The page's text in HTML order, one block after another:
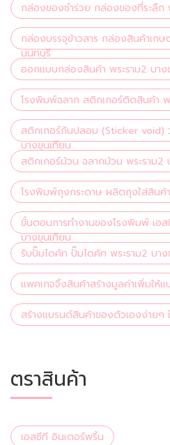
กล่องของชำร่วย กล่องของที่ระลึก
กล่องบรรจุข้าวสาร กล่องสินค้าเกษ
นนทบุรี
ออกแบบกล่องสินค้า พระราม2 บาง
โรงพิมพ์ฉลาก สติกเกอร์ติดสินค้า พ
สติกเกอร์กันปลอม (Sticker void)
บางขุนเทียน
สติกเกอร์ม้วน ฉลากม้วน พระราม2
โรงพิมพ์ถุงกระดาษ ผลิตถุงใส่สินค้
ขั้นตอนการทำงานของโรงพิมพ์ เอ
บางขุนเทียน
รับปั๊มไดคัท ปั๊มไดคัท พระราม2 บาง
แพคเกจจิ้งสินค้าสร้างมูลค่าเพิ่มให้แ
สร้างแบรนด์สินค้าของตัวเองง่ายๆ
ตราสินค้า
เอสซีที อินเตอร์พริ้น